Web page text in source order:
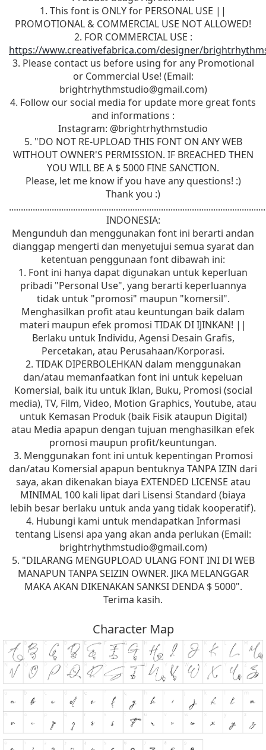
1. This font is ONLY for PERSONAL USE ||
PROMOTIONAL & COMMERCIAL USE NOT ALLOWED!
2. FOR COMMERCIAL USE :
https://www.creativefabrica.com/designer/
3. Please contact us before using for any Promotional
or Commercial Use! (Email:
brightrhythmstudio@gmail.com)
4. Follow our social media for update more great fonts
and informations :
Instagram: @brightrhythmstudio
5. "DO NOT RE-UPLOAD THIS FONT ON ANY WEB
WITHOUT OWNER'S PERMISSION. IF BREACHED THEN
YOU WILL BE A $ 5000 FINE SANCTION.
Please, let me know if you have any questions! :)
Thank you :)
INDONESIA:
Mengunduh dan menggunakan font ini berarti andan
dianggap mengerti dan menyetujui semua syarat dan
ketentuan penggunaan font dibawah ini:
1. Font ini hanya dapat digunakan untuk keperluan
pribadi "Personal Use", yang berarti keperluannya
tidak untuk "promosi" maupun "komersil".
Menghasilkan profit atau keuntungan baik dalam
materi maupun efek promosi TIDAK DI IJINKAN! ||
Berlaku untuk Individu, Agensi Desain Grafis,
Percetakan, atau Perusahaan/Korporasi.
2. TIDAK DIPERBOLEHKAN dalam menggunakan
dan/atau memanfaatkan font ini untuk kepeluan
Komersial, baik itu untuk Iklan, Buku, Promosi (social
media), TV, Film, Video, Motion Graphics, Youtube, atau
untuk Kemasan Produk (baik Fisik ataupun Digital)
atau Media apapun dengan tujuan menghasilkan efek
promosi maupun profit/keuntungan.
3. Menggunakan font ini untuk kepentingan Promosi
dan/atau Komersial apapun bentuknya TANPA IZIN dari
saya, akan dikenakan biaya EXTENDED LICENSE atau
MINIMAL 100 kali lipat dari Lisensi Standard (biaya
lebih besar berlaku untuk anda yang tidak kooperatif).
4. Hubungi kami untuk mendapatkan Informasi
tentang Lisensi apa yang akan anda perlukan (Email:
brightrhythmstudio@gmail.com)
5. "DILARANG MENGUPLOAD ULANG FONT INI DI WEB
MANAPUN TANPA SEIZIN OWNER. JIKA MELANGGAR
MAKA AKAN DIKENAKAN SANKSI DENDA $ 5000".
Terima kasih.
Character Map